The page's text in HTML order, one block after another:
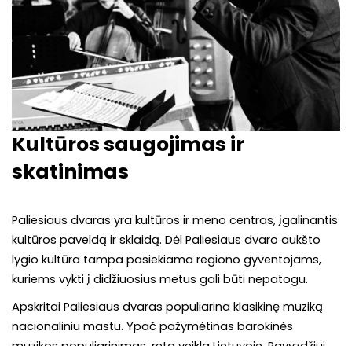
Kultūros saugojimas ir
skatinimas
Paliesiaus dvaras yra kultūros ir meno centras, įgalinantis
kultūros paveldą ir sklaidą. Dėl Paliesiaus dvaro aukšto
lygio kultūra tampa pasiekiama regiono gyventojams,
kuriems vykti į didžiuosius metus gali būti nepatogu.
Apskritai Paliesiaus dvaras populiarina klasikinę muziką
nacionaliniu mastu. Ypač pažymėtinas barokinės